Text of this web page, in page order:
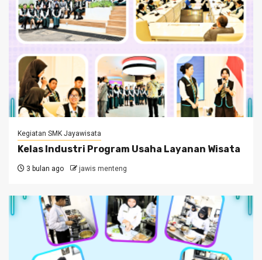
Kegiatan SMK Jayawisata
Kelas Industri Program Usaha Layanan Wisata
3 bulan ago jawis menteng